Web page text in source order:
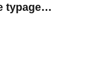
typage